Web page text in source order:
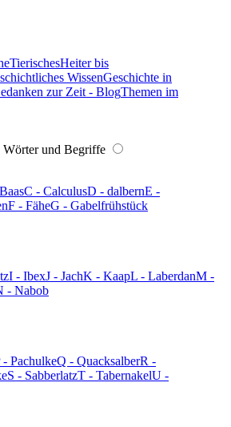
TierischesHeiter bis
WissenGeschichte in
zur Zeit - BlogThemen im
und Begriffe
C - CalculusD - dalbernE -
F - FäheG - Gabelfrühstück
I - IbexJ - JachK - KaapL - LaberdanM -
- Nabob
- PachulkeQ - QuacksalberR -
S - SabberlatzT - TabernakelU -